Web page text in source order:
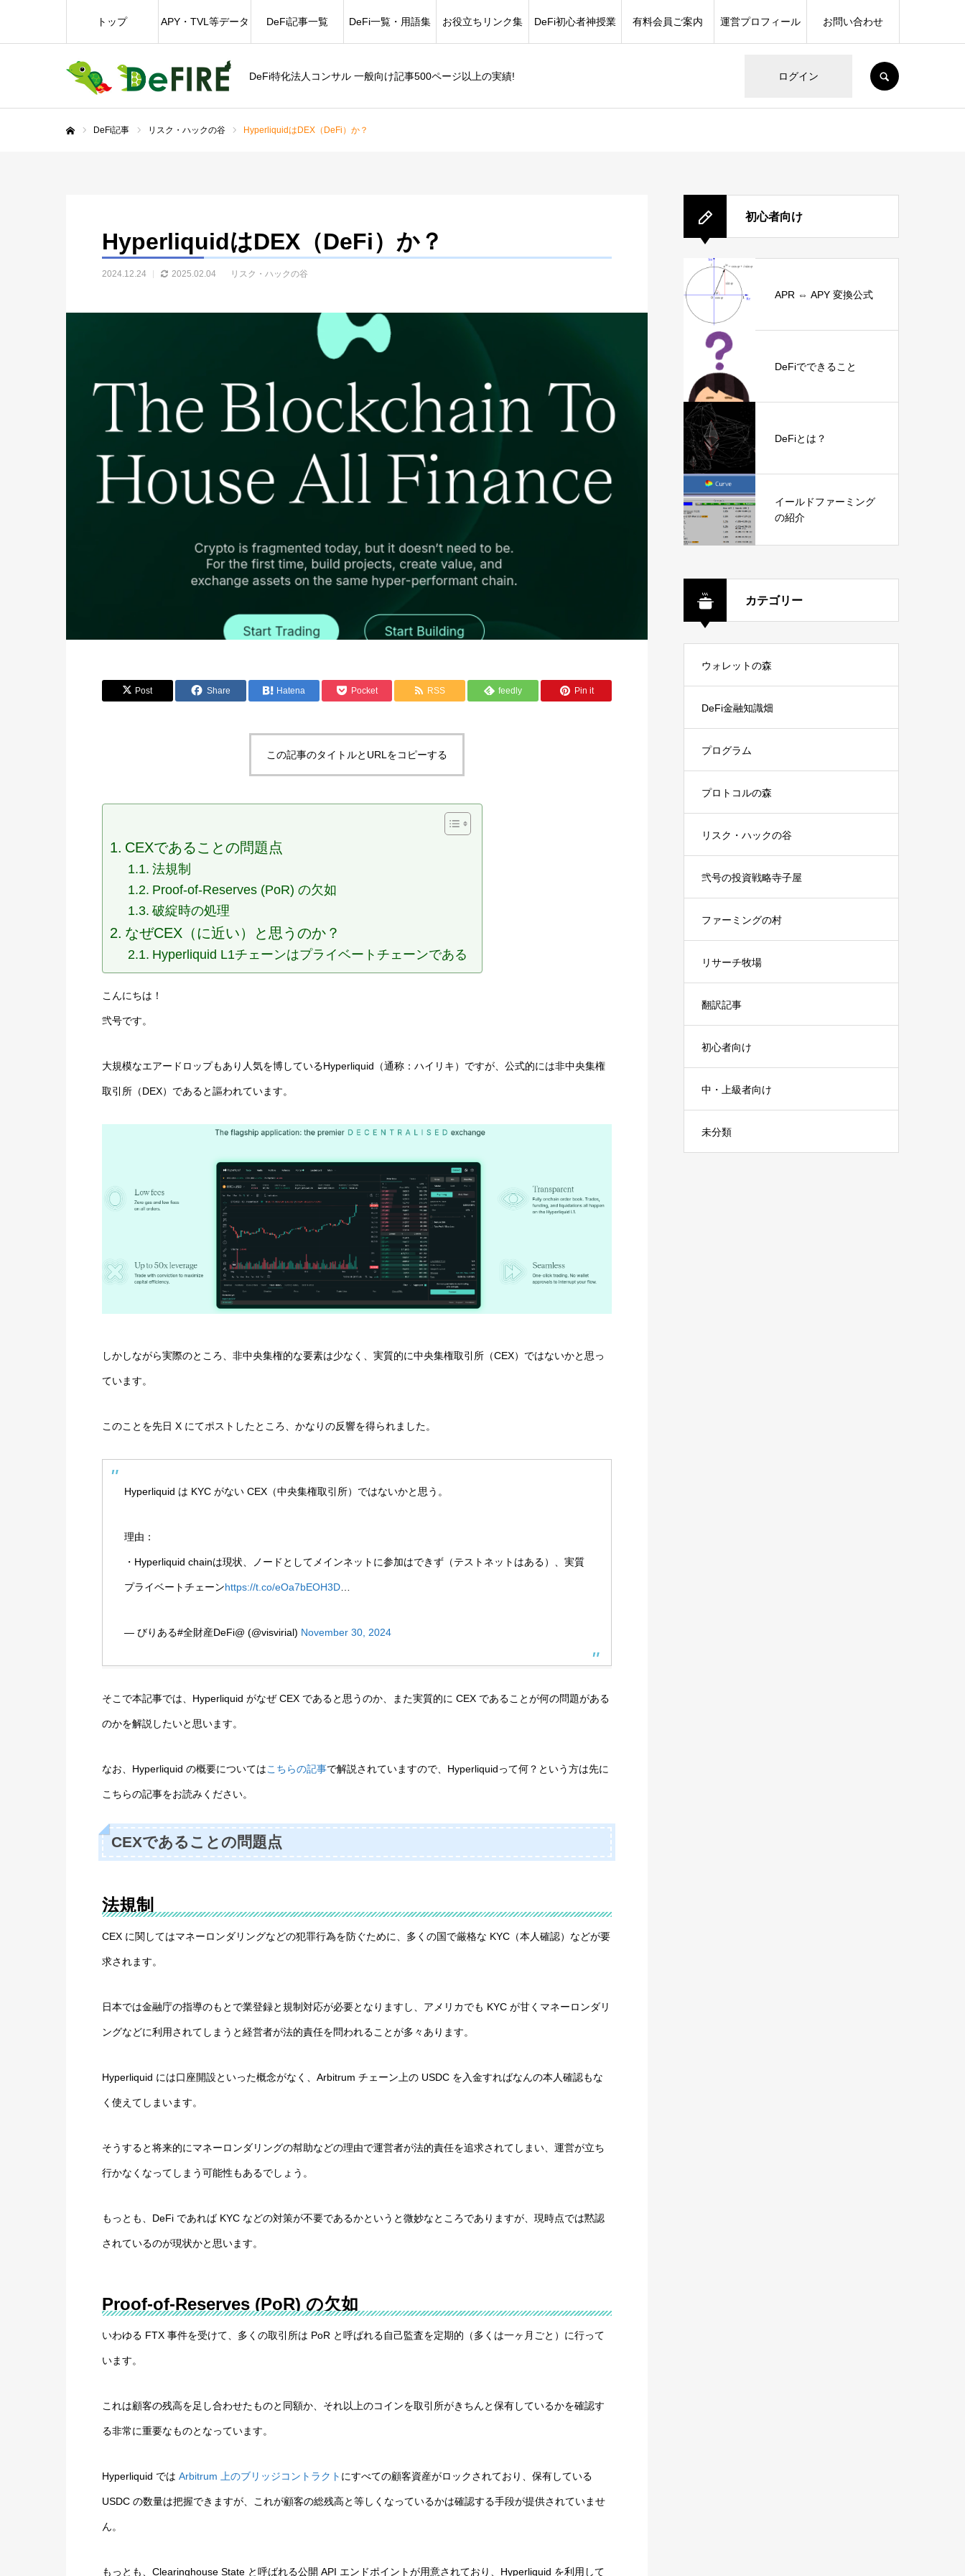
DeFi特化法人コンサル 一般向け記事500ページ以上の実績! ログイン
トップ APY・TVL等データ DeFi記事一覧 DeFi一覧・用語集 お役立ちリンク集 DeFi初心者神授業 有料会員ご案内 運営プロフィール お問い合わせ
DeFi記事 リスク・ハックの谷 HyperliquidはDEX（DeFi）か？
HyperliquidはDEX（DeFi）か？
2024.12.24 2025.02.04 リスク・ハックの谷
Post Share Hatena Pocket RSS feedly Pin it
この記事のタイトルとURLをコピーする
CEXであることの問題点
法規制
Proof-of-Reserves (PoR) の欠如
破綻時の処理
なぜCEX（に近い）と思うのか？
Hyperliquid L1チェーンはプライベートチェーンである
こんにちは！
弐号です。
大規模なエアードロップもあり人気を博しているHyperliquid（通称：ハイリキ）ですが、公式的には非中央集権
取引所（DEX）であると謳われています。
しかしながら実際のところ、非中央集権的な要素は少なく、実質的に中央集権取引所（CEX）ではないかと思っ
ています。
このことを先日 X にてポストしたところ、かなりの反響を得られました。
Hyperliquid は KYC がない CEX（中央集権取引所）ではないかと思う。
理由：
・Hyperliquid chainは現状、ノードとしてメインネットに参加はできず（テストネットはある）、実質
プライベートチェーンhttps://t.co/eOa7bEOH3D…
— びりある#全財産DeFi@ (@visvirial) November 30, 2024
そこで本記事では、Hyperliquid がなぜ CEX であると思うのか、また実質的に CEX であることが何の問題がある
のかを解説したいと思います。
なお、Hyperliquid の概要についてはこちらの記事で解説されていますので、Hyperliquidって何？という方は先に
こちらの記事をお読みください。
CEXであることの問題点
法規制
CEX に関してはマネーロンダリングなどの犯罪行為を防ぐために、多くの国で厳格な KYC（本人確認）などが要
求されます。
日本では金融庁の指導のもとで業登録と規制対応が必要となりますし、アメリカでも KYC が甘くマネーロンダリ
ングなどに利用されてしまうと経営者が法的責任を問われることが多々あります。
Hyperliquid には口座開設といった概念がなく、Arbitrum チェーン上の USDC を入金すればなんの本人確認もな
く使えてしまいます。
そうすると将来的にマネーロンダリングの幇助などの理由で運営者が法的責任を追求されてしまい、運営が立ち
行かなくなってしまう可能性もあるでしょう。
もっとも、DeFi であれば KYC などの対策が不要であるかというと微妙なところでありますが、現時点では黙認
されているのが現状かと思います。
Proof-of-Reserves (PoR) の欠如
いわゆる FTX 事件を受けて、多くの取引所は PoR と呼ばれる自己監査を定期的（多くは一ヶ月ごと）に行って
います。
これは顧客の残高を足し合わせたものと同額か、それ以上のコインを取引所がきちんと保有しているかを確認す
る非常に重要なものとなっています。
Hyperliquid では Arbitrum 上のブリッジコントラクト にすべての顧客資産がロックされており、保有している
USDC の数量は把握できますが、これが顧客の総残高と等しくなっているかは確認する手段が提供されていませ
ん。
もっとも、Clearinghouse State と呼ばれる公開 API エンドポイントが用意されており、Hyperliquid を利用して
初心者向け
APR ⇔ APY 変換公式
DeFiでできること
DeFiとは？
イールドファーミング
の紹介
カテゴリー
ウォレットの森
DeFi金融知識畑
プログラム
プロトコルの森
リスク・ハックの谷
弐号の投資戦略寺子屋
ファーミングの村
リサーチ牧場
翻訳記事
初心者向け
中・上級者向け
未分類